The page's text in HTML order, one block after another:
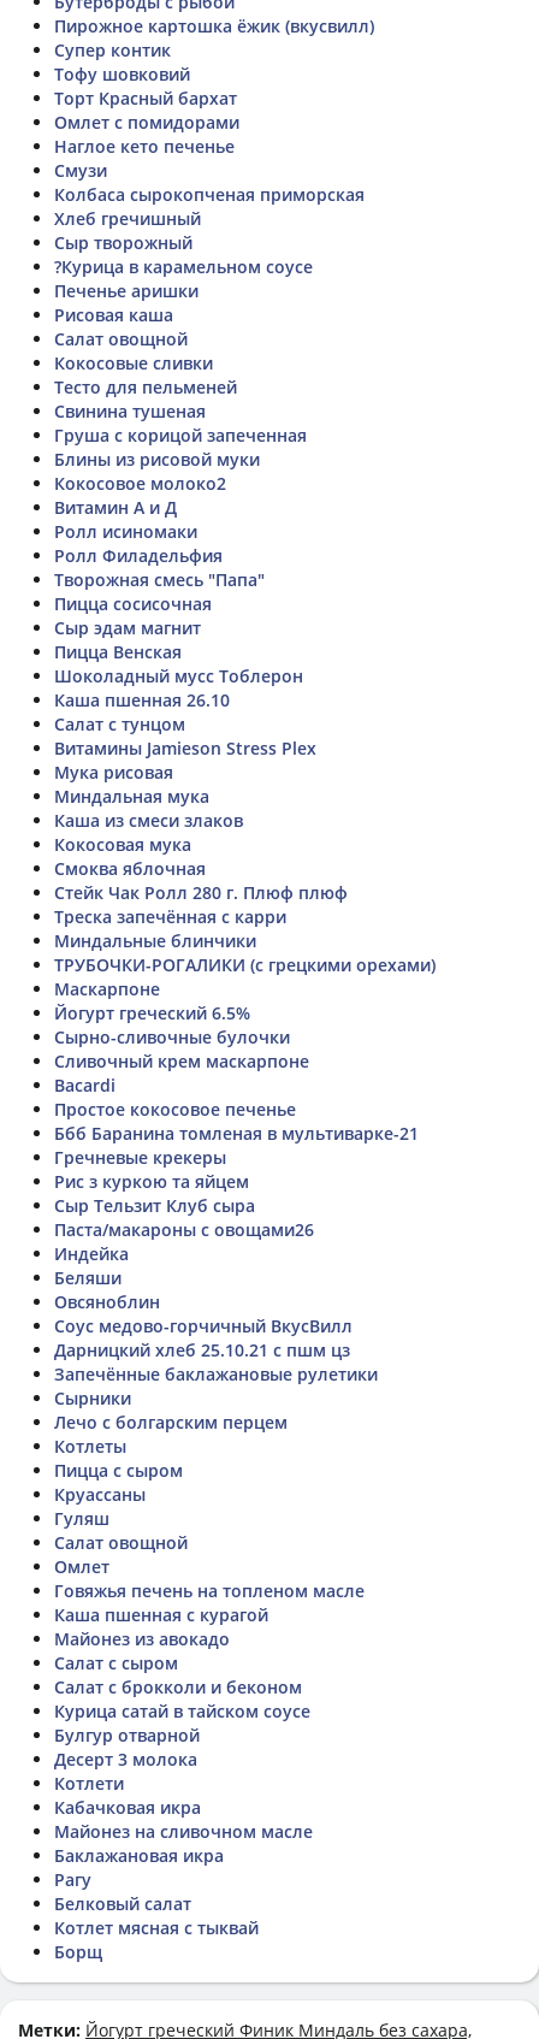
Пирожное картошка ёжик (вкусвилл)
Супер контик
Тофу шовковий
Торт Красный бархат
Омлет с помидорами
Наглое кето печенье
Смузи
Колбаса сырокопченая приморская
Хлеб гречишный
Сыр творожный
?Курица в карамельном соусе
Печенье аришки
Рисовая каша
Салат овощной
Кокосовые сливки
Тесто для пельменей
Свинина тушеная
Груша с корицой запеченная
Блины из рисовой муки
Кокосовое молоко2
Витамин А и Д
Ролл исиномаки
Ролл Филадельфия
Творожная смесь "Папа"
Пицца сосисочная
Сыр эдам магнит
Пицца Венская
Шоколадный мусс Тоблерон
Каша пшенная 26.10
Салат с тунцом
Витамины Jamieson Stress Plex
Мука рисовая
Миндальная мука
Каша из смеси злаков
Кокосовая мука
Смоква яблочная
Стейк Чак Ролл 280 г. Плюф плюф
Треска запечённая с карри
Миндальные блинчики
ТРУБОЧКИ-РОГАЛИКИ (с грецкими орехами)
Маскарпоне
Йогурт греческий 6.5%
Сырно-сливочные булочки
Сливочный крем маскарпоне
Bacardi
Простое кокосовое печенье
Ббб Баранина томленая в мультиварке-21
Гречневые крекеры
Рис з куркою та яйцем
Сыр Тельзит Клуб сыра
Паста/макароны с овощами26
Индейка
Беляши
Овсяноблин
Соус медово-горчичный ВкусВилл
Дарницкий хлеб 25.10.21 с пшм цз
Запечённые баклажановые рулетики
Сырники
Лечо с болгарским перцем
Котлеты
Пицца с сыром
Круассаны
Гуляш
Салат овощной
Омлет
Говяжья печень на топленом масле
Каша пшенная с курагой
Майонез из авокадо
Салат с сыром
Салат с брокколи и беконом
Курица сатай в тайском соусе
Булгур отварной
Десерт 3 молока
Котлети
Кабачковая икра
Майонез на сливочном масле
Баклажановая икра
Рагу
Белковый салат
Котлет мясная с тыквай
Борщ
Метки: Йогурт греческий Финик Миндаль без сахара,